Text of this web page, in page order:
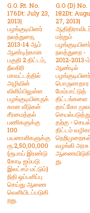
G.O. Rt. No.
176Dt: July 23,
2013|
பழங்குடியினர்
நலத்துறை,
2013-14 ஆம்
ஆண்டிற்கான
பகுதி 2 திட்டம்,
நீலகிரி
மாவட்டத்தில்
அழிவின்
விளிம்பிலுள்ள
பழங்குடியினருக்
கான வீடுகள்
சீரமைத்தல்
பணிகளுக்கு
100
பயனாளிகளுக்கு
ரூ.2,50,00,000
(ரூபாய் இரண்டு
கோடி ஐம்படு
இலட்சம் மட்டும்)
நிதி ஒப்பளிப்பு
செய்து ஆணை
வெளியிடப்படுகி
றது.
G.O (D) No.
182Dt:
27, 2013|
மற்றும்
பழங்குடியினர்
நலத்துறை -
2012-2013-ம்
ஆண்டில்
பழங்குடியினர்
பொருளாதார
மேம்பாட்டுத்
திட்டங்களை
தாட்கோ
தற்கு - செயல்
திட்டம்
வழங்கி அரசு
து.